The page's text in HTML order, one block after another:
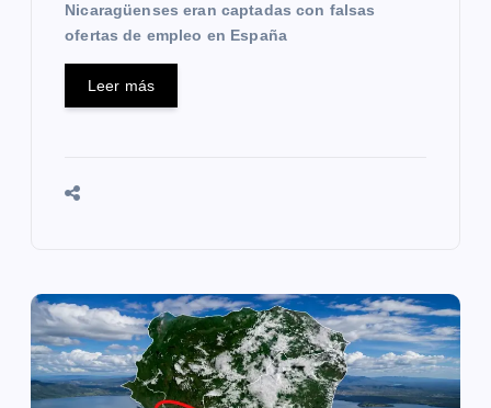
Nicaragüenses eran captadas con falsas
ofertas de empleo en España
Leer más